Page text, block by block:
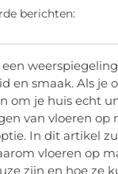
berichten:
en smaak. Als je
om je huis echt
van vloeren op
In dit artikel
vloeren op
zijn en hoe ze